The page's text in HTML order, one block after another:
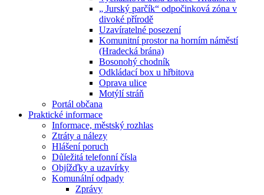
„ Jurský parčík“ odpočinková zóna v
divoké přírodě
Uzavíratelné posezení
Komunitní prostor na horním náměstí
(Hradecká brána)
Bosonohý chodník
Odkládací box u hřbitova
Oprava ulice
Motýlí stráň
Portál občana
Praktické informace
Informace, městský rozhlas
Ztráty a nálezy
Hlášení poruch
Důležitá telefonní čísla
Objížďky a uzavírky
Komunální odpady
Zprávy